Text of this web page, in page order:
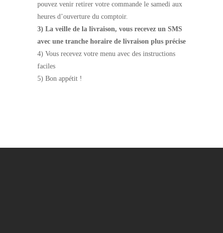
pouvez venir retirer votre commande le samedi aux
heures d’ouverture du comptoir.
3) La veille de la livraison, vous recevez un SMS
avec une tranche horaire de livraison plus précise
4) Vous recevez votre menu avec des instructions
faciles
5) Bon appétit !